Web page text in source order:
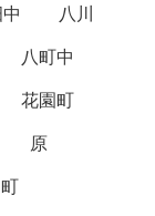
八川
八町中
花園町
原